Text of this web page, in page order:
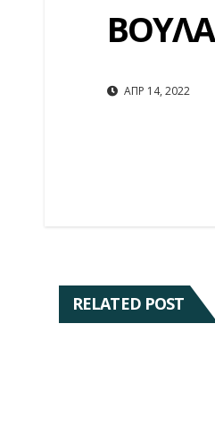
ΑΠΡ 14, 2022
RELATED POST